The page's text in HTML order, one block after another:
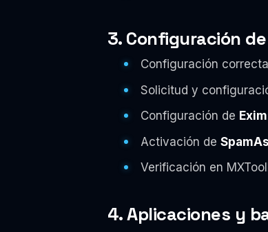
3. Configuración
Configuración
Solicitud y
Configuración de Exim
Activación de
Verificación en
4. Aplicaciones y